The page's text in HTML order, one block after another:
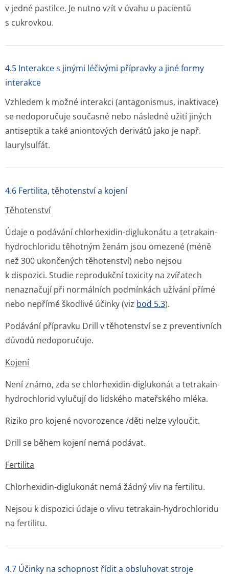
v jedné pastilce. Je nutno vzít v úvahu u pacientů
s cukrovkou.
4.5 Interakce s jinými léčivými přípravky a jiné formy
interakce
Vzhledem k možné interakci (antagonismus, inaktivace)
se nedoporučuje současné nebo následné užití jiných
antiseptik a také aniontových derivátů jako je např.
laurylsulfát.
4.6 Fertilita, těhotenství a kojení
Těhotenství
Údaje o podávání chlorhexidin-diglukonátu a tetrakain-
hydrochloridu těhotným ženám jsou omezené (méně
než 300 ukončených těhotenství) nebo nejsou
k dispozici. Studie reprodukční toxicity na zvířatech
nenaznačují při normálních podmínkách užívání přímé
nebo nepřímé škodlivé účinky (viz bod 5.3).
Podávání přípravku Drill v těhotenství se z preventivních
důvodů nedoporučuje.
Kojení
Není známo, zda se chlorhexidin-diglukonát a tetrakain-
hydrochlorid vylučují do lidského mateřského mléka.
Riziko pro kojené novorozence /děti nelze vyloučit.
Drill se během kojení nemá podávat.
Fertilita
Chlorhexidin-diglukonát nemá žádný vliv na fertilitu.
Nejsou k dispozici údaje o vlivu tetrakain-hydrochloridu
na fertilitu.
4.7 Účinky na schopnost řídit a obsluhovat stroje